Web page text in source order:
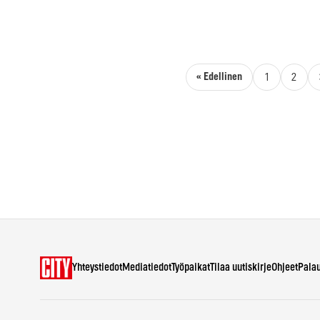
Artikkelien sivutus« Edellinen 1 2
YhteystiedotMediatiedotTyöpaikatTilaa uutiskirjeOhjeet